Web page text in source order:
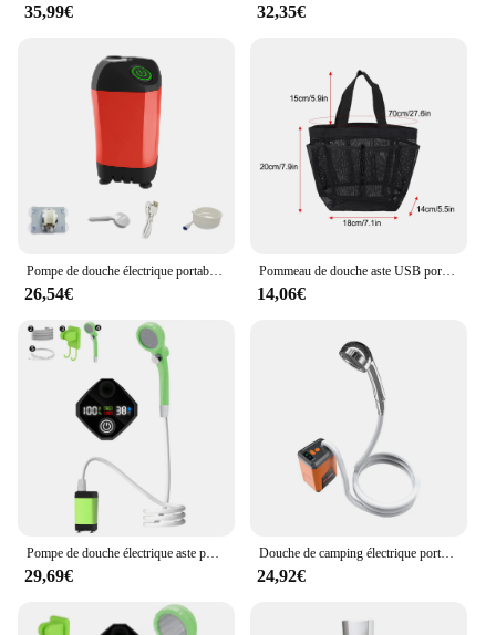
35,99€ 32,35€
26,54€
Pommeau de douche aste USB portable, douche de camping en plein air, bain, pompe 3.7V, 4,9 pieds pour la plage, la natation, les voyages en plein air, la randonnée
14,06€
29,69€
Douche de camping électrique portable, pompe de douche extérieure, batterie aste, prise en charge étanche, 3 modes d'eau, 62
24,92€